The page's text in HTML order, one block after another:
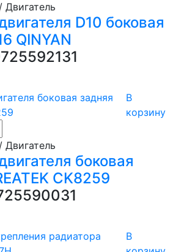
Двигатель
D10 боковая
QINYAN
В
корзину
Двигатель
боковая
CK8259
В